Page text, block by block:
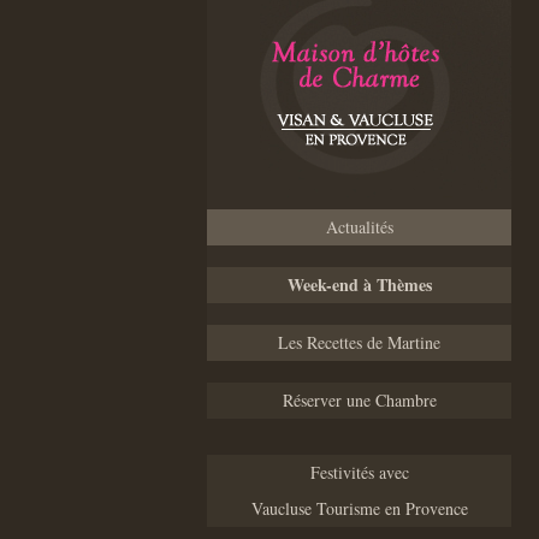
Actualités
Week-end à Thèmes
Les Recettes de Martine
Réserver une Chambre
Festivités avec
Vaucluse Tourisme en Provence